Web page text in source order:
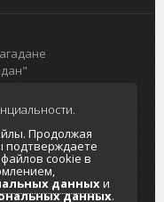
объявлений
портал
обработки
персональных
Продолжая
подтверждаете
cookie в
данныхи
данных.